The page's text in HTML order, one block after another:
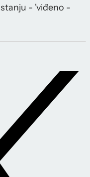
- 'viđeno -